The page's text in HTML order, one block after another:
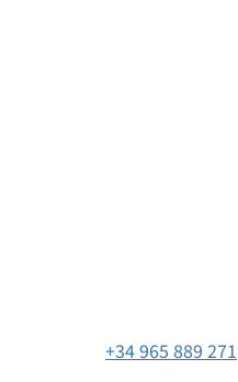
+34 965 889 271